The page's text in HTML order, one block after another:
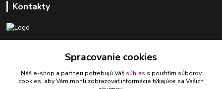
Kontakty
ledlumar@ledlumar.sk
Spracovanie cookies
Náš e-shop a partneri potrebujú Váš súhlas s použitím súborov
cookies, aby Vám mohli zobrazovať informácie týkajúce sa Vašich